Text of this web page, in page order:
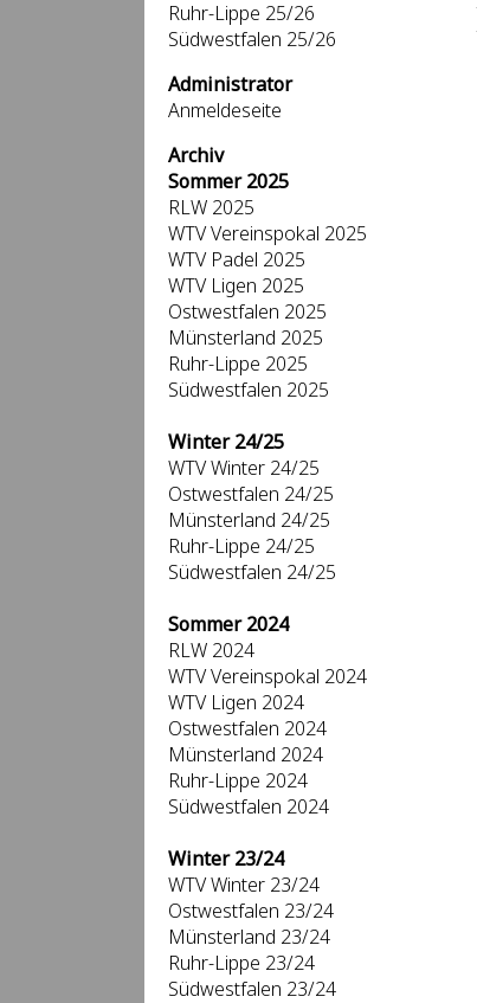
Ruhr-Lippe 25/26
Südwestfalen 25/26
Administrator
Anmeldeseite
Archiv
Sommer 2025
RLW 2025
WTV Vereinspokal 2025
WTV Padel 2025
WTV Ligen 2025
Ostwestfalen 2025
Münsterland 2025
Ruhr-Lippe 2025
Südwestfalen 2025
Winter 24/25
WTV Winter 24/25
Ostwestfalen 24/25
Münsterland 24/25
Ruhr-Lippe 24/25
Südwestfalen 24/25
Sommer 2024
RLW 2024
WTV Vereinspokal 2024
WTV Ligen 2024
Ostwestfalen 2024
Münsterland 2024
Ruhr-Lippe 2024
Südwestfalen 2024
Winter 23/24
WTV Winter 23/24
Ostwestfalen 23/24
Münsterland 23/24
Ruhr-Lippe 23/24
Südwestfalen 23/24